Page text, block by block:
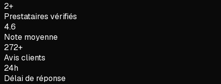
2+
Prestataires vérifiés
4.6
Note moyenne
272+
Avis clients
24h
Délai de réponse